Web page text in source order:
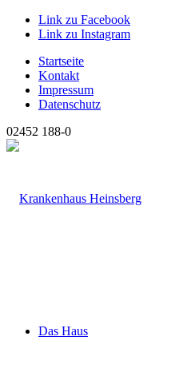
Link zu Facebook
Link zu Instagram
Startseite
Kontakt
Impressum
Datenschutz
02452 188-0
Das Haus